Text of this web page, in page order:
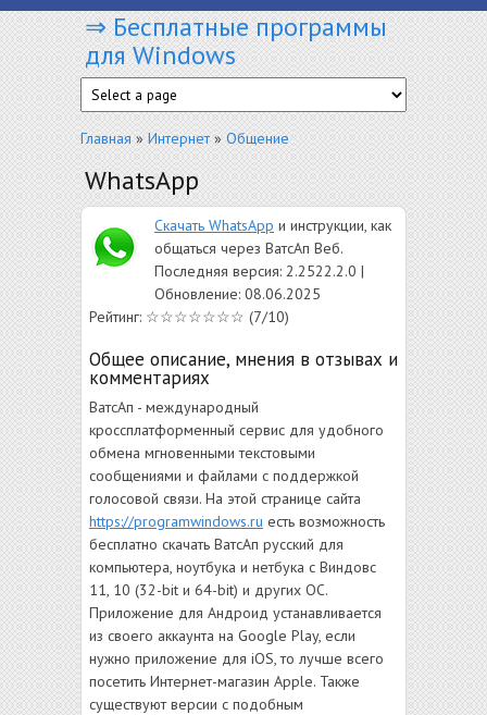
Перейти к основному содержанию
⇒ Бесплатные программы
для Windows
Вы здесь
Главная »Интернет»Общение
WhatsApp
Скачать WhatsApp и инструкции, как
общаться через ВатсАп Веб.
Последняя версия: 2.2522.2.0 |
Обновление: 08.06.2025
Рейтинг: ☆☆☆☆☆☆☆ (7/10)
Общее описание, мнения в отзывах и
комментариях
ВатсАп - международный
кроссплатформенный сервис для удобного
обмена мгновенными текстовыми
сообщениями и файлами с поддержкой
голосовой связи. На этой странице сайта
https://programwindows.ru есть возможность
бесплатно скачать ВатсАп русский для
компьютера, ноутбука и нетбука с Виндовс
11, 10 (32-bit и 64-bit) и других ОС.
Приложение для Андроид устанавливается
из своего аккаунта на Google Play, если
нужно приложение для iOS, то лучше всего
посетить Интернет-магазин Apple. Также
существуют версии с подобным